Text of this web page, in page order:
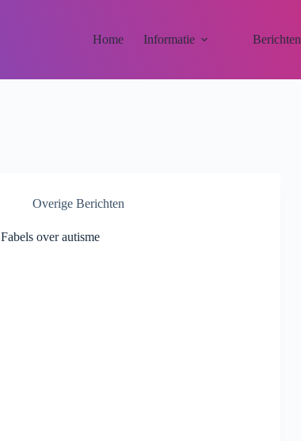
Home Informatie Berichten
Overige Berichten
Fabels over autisme